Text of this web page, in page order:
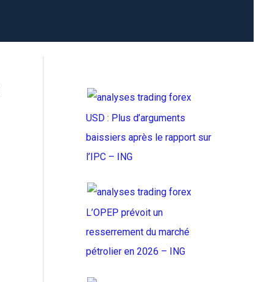
USD : Plus d’arguments
baissiers après le rapport sur
l’IPC – ING
L’OPEP prévoit un
resserrement du marché
pétrolier en 2026 – ING